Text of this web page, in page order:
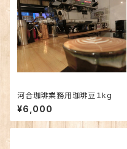
河合珈琲業務用珈琲豆１kg
¥6,000